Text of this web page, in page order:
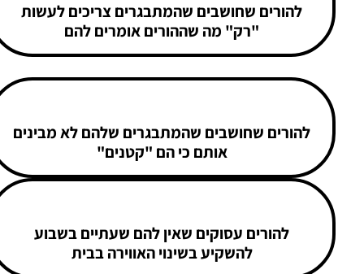
להורים שחושבים שהמתבגרים צריכים לעשות
"רק" מה שההורים אומרים להם
להורים שחושבים שהמתבגרים שלהם לא מבינים
אותם כי הם "קטנים"
להורים עסוקים שאין להם שעתיים בשבוע
להשקיע בשינוי האווירה בבית